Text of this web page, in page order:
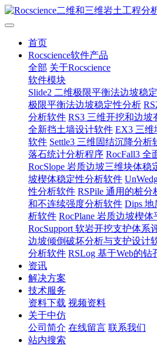
首页
Rocscience软件产品
全部 关于Rocscience
软件模块
Slide2 二维极限平衡法边坡稳
极限平衡法边坡稳定性分析
分析软件 RS3 三维开挖和边坡
全新挡土墙设计软件 EX3 三维
软件 Settle3 三维固结沉降分析
落石统计分析程序 RocFall3 全
RocSlope 岩质边坡三维块体稳
坡楔体稳定性分析软件
性分析软件 RSPile 通用的桩分
和不连续强度分析软件 Dips
析软件 RocPlane 岩质边坡楔
RocSupport 软岩开挖支护体系
边坡倾倒破坏分析与支护设计
分析软件 RSLog 基于Web的钻
资讯
解决方案
技术服务
资料下载 视频资料
关于中仿
公司简介 在线留言 联系我们
站内搜索